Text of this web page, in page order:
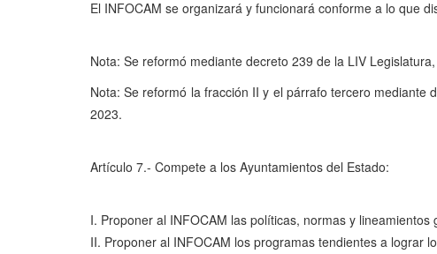
El INFOCAM se organizará y funcionará conforme a lo que
Nota: Se reformó mediante decreto 239 de la LIV
Nota: Se reformó la fracción II y el párrafo tercero mediante
2023.
Artículo 7.- Compete a los Ayuntamientos del Estado:
I. Proponer al INFOCAM las políticas, normas y
II. Proponer al INFOCAM los programas tendientes a lograr